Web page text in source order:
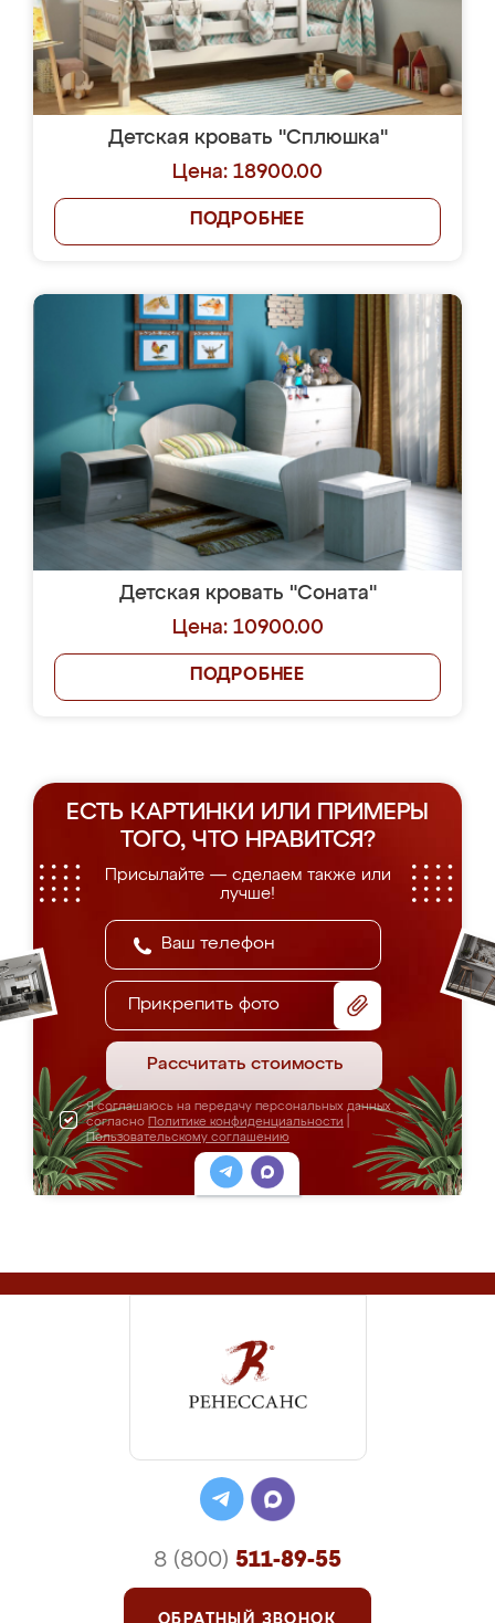
Детская кровать "Сплюшка"
Цена: 18900.00
ПОДРОБНЕЕ
Детская кровать "Соната"
Цена: 10900.00
ПОДРОБНЕЕ
ЕСТЬ КАРТИНКИ ИЛИ ПРИМЕРЫ
ТОГО, ЧТО НРАВИТСЯ?
Присылайте — сделаем также или
лучше!
Прикрепить фото
Рассчитать стоимость
Я соглашаюсь на передачу персональных данных
согласно Политике конфиденциальности
Пользовательскому соглашению
8 (800) 511-89-55
ОБРАТНЫЙ ЗВОНОК